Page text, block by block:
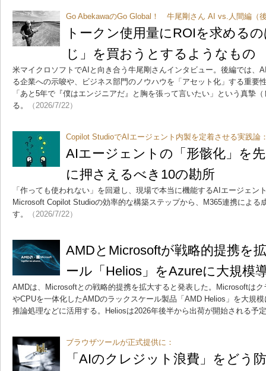
Go AbekawaのGo Global！ 牛尾剛さん AI vs.人間編（
トークン使用量にROIを求める
じ」を買おうとするようなもの
米マイクロソフトでAIと向き合う牛尾剛さんインタビュー。後編では、
る企業への示唆や、ビジネス部門のノウハウを「アセット化」する重要
「あと5年で『僕はエンジニアだ』と胸を張って言いたい」という真摯
る。
（2026/7/22）
Copilot StudioでAIエージェント内製を定着させる実践論
AIエージェントの「形骸化」を
に押さえるべき10の勘所
「作っても使われない」を回避し、現場で本当に機能するAIエージェン
Microsoft Copilot Studioの効率的な構築ステップから、M365連携による
す。
（2026/7/22）
AMDとMicrosoftが戦略的提携
ール「Helios」をAzureに大規模
AMDは、Microsoftとの戦略的提携を拡大すると発表した。Microsoftは
やCPUを一体化したAMDのラックスケール製品「AMD Helios」を大規
推論処理などに活用する。Heliosは2026年後半から出荷が開始される予
ブラウザツールが正式提供に：
「AIのクレジット浪費」をどう